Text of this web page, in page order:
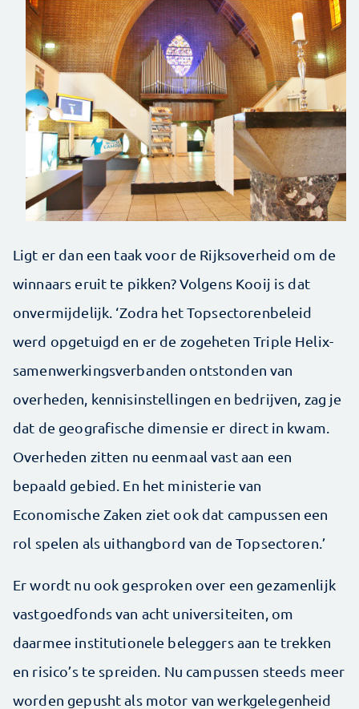
Ligt er dan een taak voor de Rijksoverheid om de
winnaars eruit te pikken? Volgens Kooij is dat
onvermijdelijk. ‘Zodra het Topsectorenbeleid
werd opgetuigd en er de zogeheten Triple Helix-
samenwerkingsverbanden ontstonden van
overheden, kennisinstellingen en bedrijven, zag je
dat de geografische dimensie er direct in kwam.
Overheden zitten nu eenmaal vast aan een
bepaald gebied. En het ministerie van
Economische Zaken ziet ook dat campussen een
rol spelen als uithangbord van de Topsectoren.’
Er wordt nu ook gesproken over een gezamenlijk
vastgoedfonds van acht universiteiten, om
daarmee institutionele beleggers aan te trekken
en risico’s te spreiden. Nu campussen steeds meer
worden gepusht als motor van werkgelegenheid